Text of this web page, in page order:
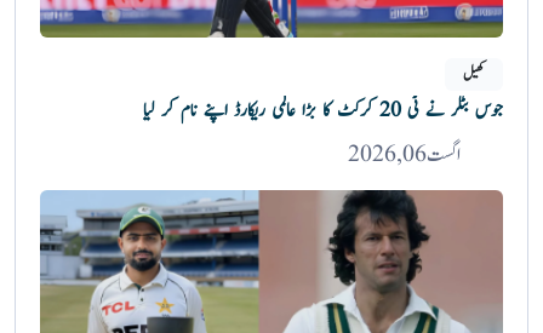
کھیل
جوس بٹلر نے ٹی 20 کرکٹ کا بڑا عالمی ریکارڈ اپنے نام کر لیا
اگست 06, 2026